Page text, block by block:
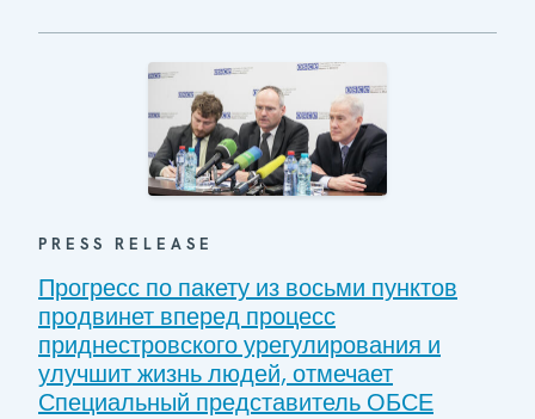
PRESS RELEASE
Прогресс по пакету из восьми пунктов
продвинет вперед процесс
приднестровского урегулирования и
улучшит жизнь людей, отмечает
Специальный представитель ОБСЕ